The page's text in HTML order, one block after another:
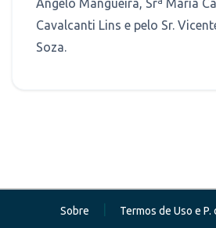
Ângelo Mangueira, Srª Maria
Cavalcanti Lins e pelo Sr.
Soza.
Sobre Termos de Uso e P.